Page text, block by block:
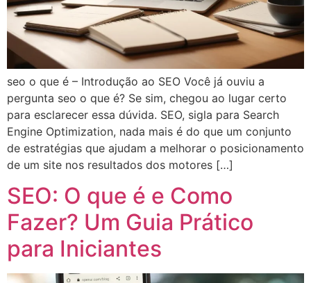
seo o que é – Introdução ao SEO Você já ouviu a
pergunta seo o que é? Se sim, chegou ao lugar certo
para esclarecer essa dúvida. SEO, sigla para Search
Engine Optimization, nada mais é do que um conjunto
de estratégias que ajudam a melhorar o posicionamento
de um site nos resultados dos motores […]
SEO: O que é e Como
Fazer? Um Guia Prático
para Iniciantes